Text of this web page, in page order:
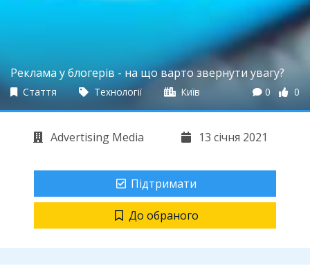
Реклама у блогерів - на що варто звернути увагу?
Стаття Технології Київ 0 0
Advertising Media 13 січня 2021
Підтримати
До обраного